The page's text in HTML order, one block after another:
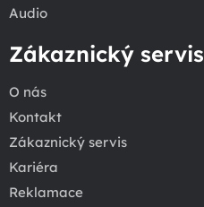
Audio
Zákaznický servis
O nás
Kontakt
Zákaznický servis
Kariéra
Reklamace